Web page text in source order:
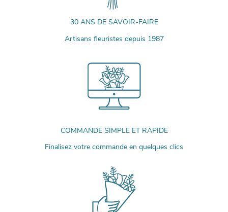
30 ANS DE SAVOIR-FAIRE
Artisans fleuristes depuis 1987
COMMANDE SIMPLE ET RAPIDE
Finalisez votre commande en quelques clics